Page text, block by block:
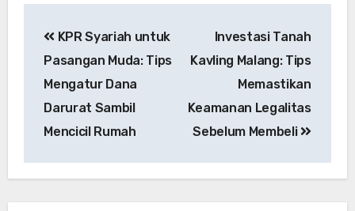
KPR Syariah untuk
Pasangan Muda: Tips
Mengatur Dana
Darurat Sambil
Mencicil Rumah
Investasi Tanah
Kavling Malang: Tips
Memastikan
Keamanan Legalitas
Sebelum Membeli